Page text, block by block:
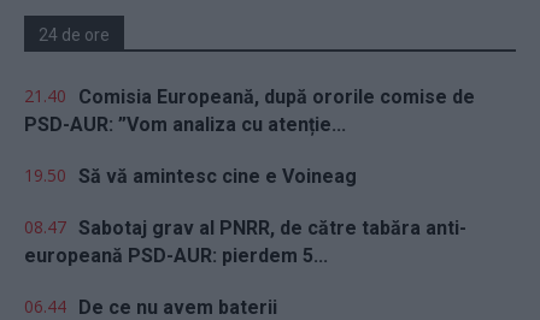
24 de ore
21.40
Comisia Europeană, după ororile comise de
PSD-AUR: ”Vom analiza cu atenție...
19.50 Să vă amintesc cine e Voineag
08.47 Sabotaj grav al PNRR, de către tabăra anti-
europeană PSD-AUR: pierdem 5...
06.44 De ce nu avem baterii